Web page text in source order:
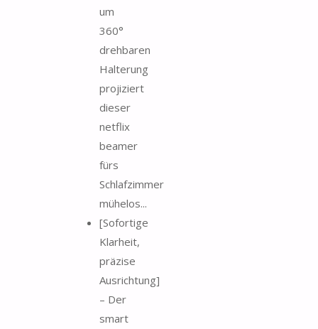
um
360°
drehbaren
Halterung
projiziert
dieser
netflix
beamer
fürs
Schlafzimmer
mühelos...
[Sofortige
Klarheit,
präzise
Ausrichtung]
– Der
smart